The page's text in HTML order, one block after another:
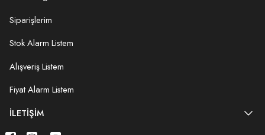
Siparişlerim
Stok Alarm Listem
Alışveriş Listem
Fiyat Alarm Listem
İLETIŞIM